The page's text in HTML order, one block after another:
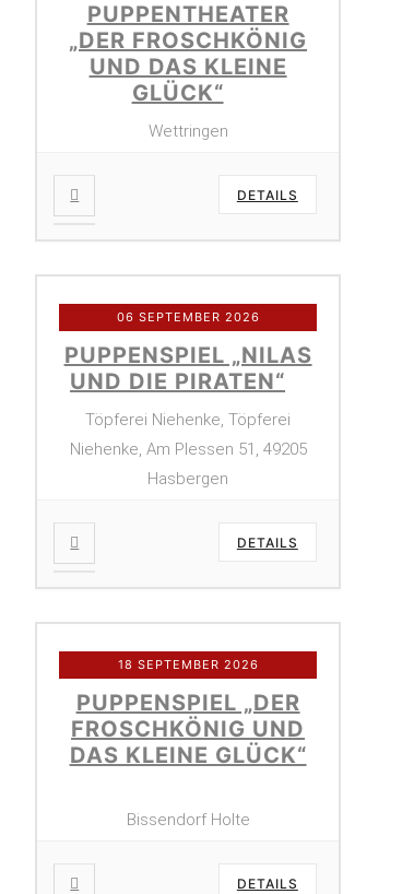
PUPPENTHEATER
„DER FROSCHKÖNIG
UND DAS KLEINE
GLÜCK“
Wettringen
DETAILS
06 SEPTEMBER 2026
PUPPENSPIEL „NILAS
UND DIE PIRATEN“
Töpferei Niehenke, Töpferei
Niehenke, Am Plessen 51, 49205
Hasbergen
DETAILS
18 SEPTEMBER 2026
PUPPENSPIEL „DER
FROSCHKÖNIG UND
DAS KLEINE GLÜCK“
Bissendorf Holte
DETAILS